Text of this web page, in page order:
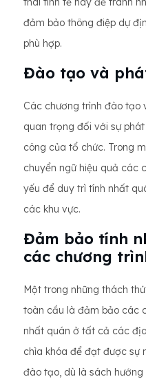
đảm bảo thông điệp dự
phù hợp.
Đào tạo và
Các chương trình đào tạo
quan trọng đối với sự
công của tổ chức. Trong
chuyển ngữ hiệu quả các
yếu để duy trì tính nhất
các khu vực.
Đảm bảo tính
các chương
Một trong những thách
toàn cầu là đảm bảo các
nhất quán ở tất cả các
chìa khóa để đạt được sự
đào tạo, dù là sách